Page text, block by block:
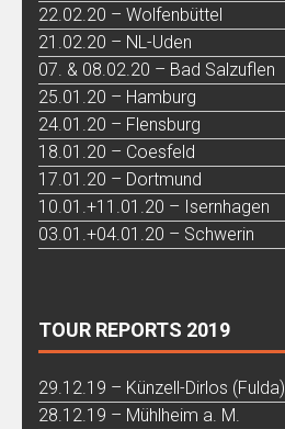
22.02.20 – Wolfenbüttel
21.02.20 – NL-Uden
07. & 08.02.20 – Bad Salzuflen
25.01.20 – Hamburg
24.01.20 – Flensburg
18.01.20 – Coesfeld
17.01.20 – Dortmund
10.01.+11.01.20 – Isernhagen
03.01.+04.01.20 – Schwerin
TOUR REPORTS 2019
29.12.19 – Künzell-Dirlos (Fulda)
28.12.19 – Mühlheim a. M.